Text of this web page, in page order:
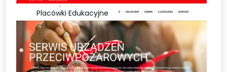
Placówki Edukacyjne